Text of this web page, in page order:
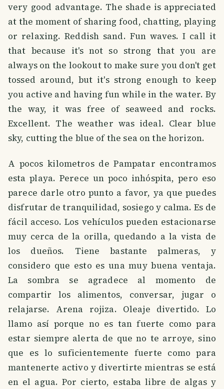
very good advantage. The shade is appreciated
at the moment of sharing food, chatting, playing
or relaxing. Reddish sand. Fun waves. I call it
that because it's not so strong that you are
always on the lookout to make sure you don't get
tossed around, but it's strong enough to keep
you active and having fun while in the water. By
the way, it was free of seaweed and rocks.
Excellent. The weather was ideal. Clear blue
sky, cutting the blue of the sea on the horizon.
A pocos kilometros de Pampatar encontramos
esta playa. Perece un poco inhóspita, pero eso
parece darle otro punto a favor, ya que puedes
disfrutar de tranquilidad, sosiego y calma. Es de
fácil acceso. Los vehículos pueden estacionarse
muy cerca de la orilla, quedando a la vista de
los dueños. Tiene bastante palmeras, y
considero que esto es una muy buena ventaja.
La sombra se agradece al momento de
compartir los alimentos, conversar, jugar o
relajarse. Arena rojiza. Oleaje divertido. Lo
llamo así porque no es tan fuerte como para
estar siempre alerta de que no te arroye, sino
que es lo suficientemente fuerte como para
mantenerte activo y divertirte mientras se está
en el agua. Por cierto, estaba libre de algas y